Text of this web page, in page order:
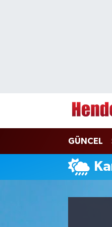
GÜNCEL
Sakarya Trafik
Süper Lig Puan
Tüm Manşetler